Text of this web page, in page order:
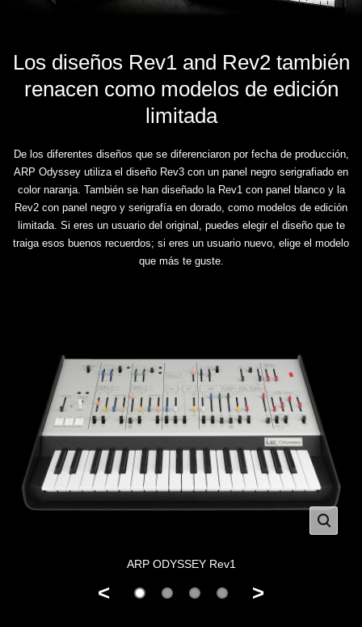
Los diseños Rev1 and Rev2 también
renacen como modelos de edición
limitada
De los diferentes diseños que se diferenciaron por fecha de producción,
ARP Odyssey utiliza el diseño Rev3 con un panel negro serigrafiado en
color naranja. También se han diseñado la Rev1 con panel blanco y la
Rev2 con panel negro y serigrafía en dorado, como modelos de edición
limitada. Si eres un usuario del original, puedes elegir el diseño que te
traiga esos buenos recuerdos; si eres un usuario nuevo, elige el modelo
que más te guste.
ARP ODYSSEY Rev1
< >